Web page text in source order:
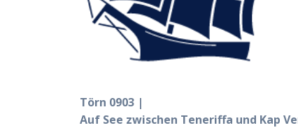
Törn 0903 |
Auf See zwischen Teneriffa und Kap